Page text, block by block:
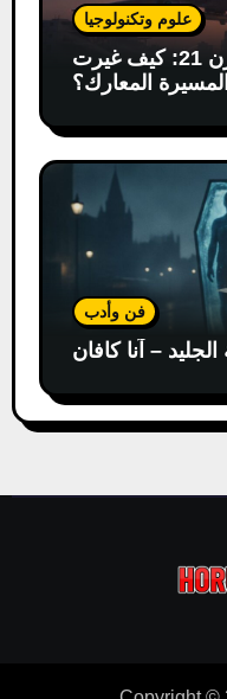
علوم وتكنولوجيا
حرب الدرونز في القرن 21: كيف غيرت
المعارك؟
فن وأدب
– آنا كافان